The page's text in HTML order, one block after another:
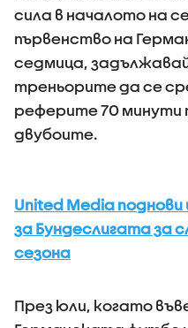
сила в началото на
първенство на
седмица,
треньорите да се
реферите 70 минути
двубоите.
United Media
за Бундеслигата за
сезона
През юли, когато